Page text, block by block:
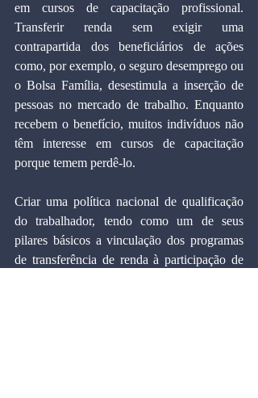
em cursos de capacitação profissional.
Transferir renda sem exigir uma
contrapartida dos beneficiários de ações
como, por exemplo, o seguro desemprego ou
o Bolsa Família, desestimula a inserção de
pessoas no mercado de trabalho. Enquanto
recebem o benefício, muitos indivíduos não
têm interesse em cursos de capacitação
porque temem perdê-lo.
Criar uma política nacional de qualificação
do trabalhador, tendo como um de seus
pilares básicos a vinculação dos programas
de transferência de renda à participação de